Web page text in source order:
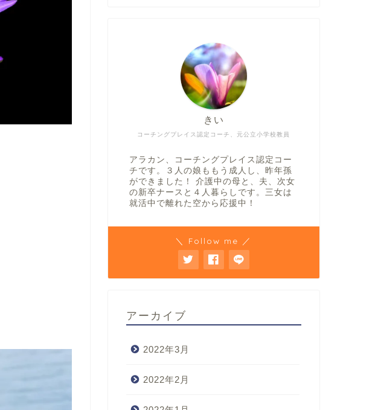
コーチングプレイス認定コーチ、元公立小学校教員
きい
アラカン、コーチングプレイス認定コー
チです。３人の娘ももう成人し、昨年孫
ができました！ 介護中の母と、夫、次女
の新卒ナースと４人暮らしです。三女は
就活中で離れた空から応援中！
＼ Follow me ／
アーカイブ
2022年3月
2022年2月